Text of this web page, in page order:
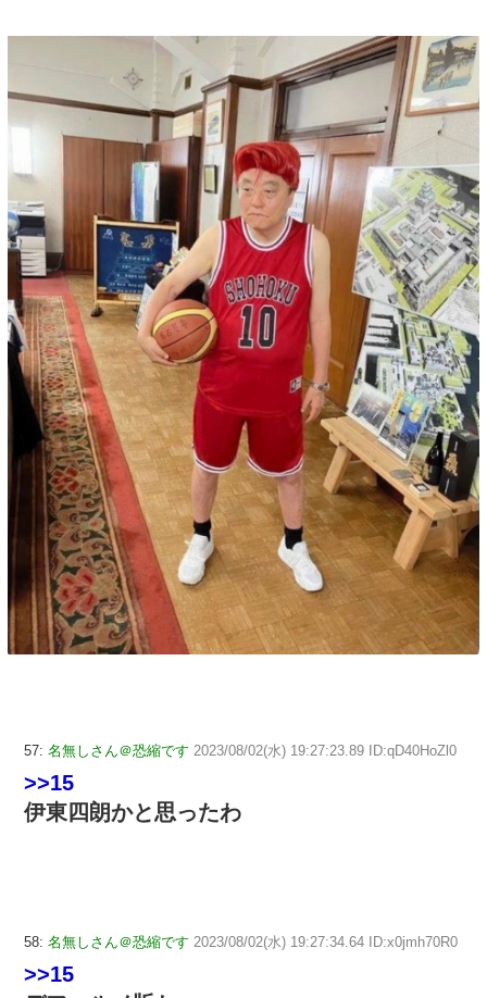
57: 名無しさん＠恐縮です 2023/08/02(水) 19:27:23.89 ID:qD40HoZl0
>>15
伊東四朗かと思ったわ
58: 名無しさん＠恐縮です 2023/08/02(水) 19:27:34.64 ID:x0jmh70R0
>>15